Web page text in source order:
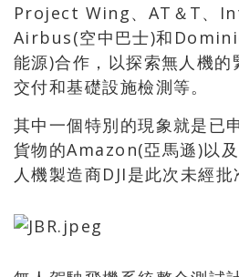
Project Wing、AT＆T、
Airbus(空中巴士)和
能源)合作，以探索無人機的
交付和基礎設施檢測等。
其中一個特別的現象就是已
貨物的Amazon(亞馬遜)以
人機製造商DJI是此次未經批